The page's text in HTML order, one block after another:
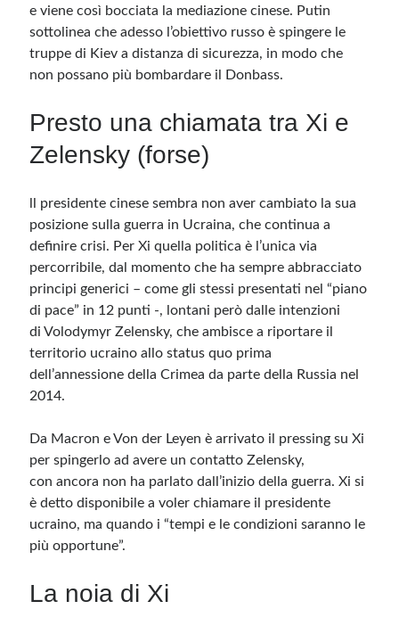
e viene così bocciata la mediazione cinese. Putin
sottolinea che adesso l’obiettivo russo è spingere le
truppe di Kiev a distanza di sicurezza, in modo che
non possano più bombardare il Donbass.
Presto una chiamata tra Xi e
Zelensky (forse)
ll presidente cinese sembra non aver cambiato la sua
posizione sulla guerra in Ucraina, che continua a
definire crisi. Per Xi quella politica è l’unica via
percorribile, dal momento che ha sempre abbracciato
principi generici – come gli stessi presentati nel “piano
di pace” in 12 punti -, lontani però dalle intenzioni
di Volodymyr Zelensky, che ambisce a riportare il
territorio ucraino allo status quo prima
dell’annessione della Crimea da parte della Russia nel
2014.
Da Macron e Von der Leyen è arrivato il pressing su Xi
per spingerlo ad avere un contatto Zelensky,
con ancora non ha parlato dall’inizio della guerra. Xi si
è detto disponibile a voler chiamare il presidente
ucraino, ma quando i “tempi e le condizioni saranno le
più opportune”.
La noia di Xi